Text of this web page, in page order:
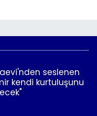
seslenen
kendi kurtuluşunu